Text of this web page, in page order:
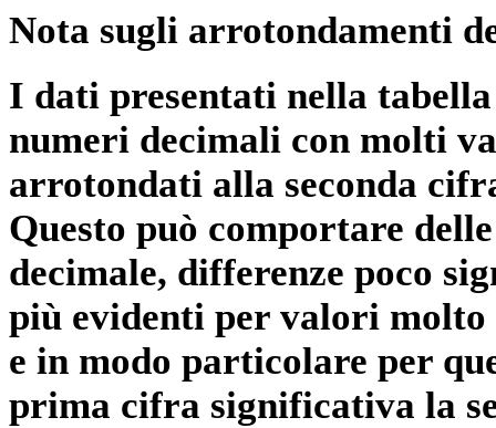
Nota sugli arrotondamenti
I dati presentati nella
numeri decimali con molti
arrotondati alla seconda
Questo può comportare
decimale, differenze poco
più evidenti per valori
e in modo particolare per
prima cifra significativa la